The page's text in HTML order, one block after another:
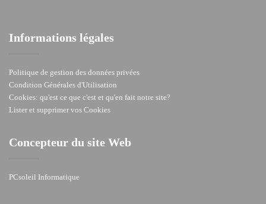
Informations légales
Politique de gestion des données privées
Condition Générales d'Utilisation
Cookies: qu'est ce que c'est et qu'en fait notre site?
Lister et supprimer vos Cookies
Concepteur du site Web
PCsoleil Informatique